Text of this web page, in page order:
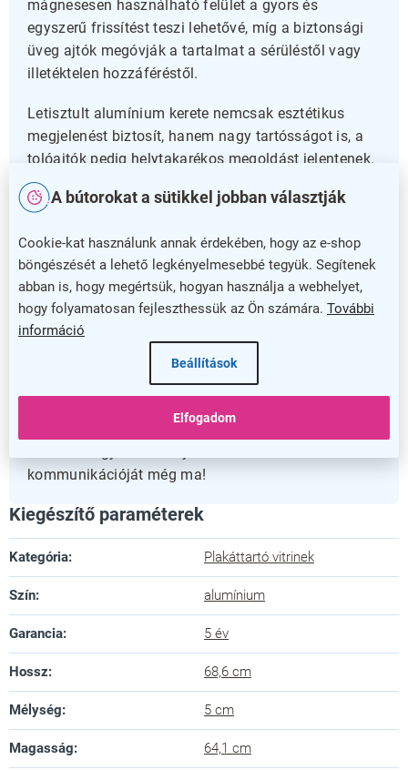
A bútorokat a sütikkel jobban választják
Cookie-kat használunk annak érdekében, hogy az e-shop
böngészését a lehető legkényelmesebbé tegyük. Segítenek
abban is, hogy megértsük, hogyan használja a webhelyet,
hogy folyamatosan fejleszthessük az Ön számára. További
információ
Beállítások
Elfogadom
mágnesesen használható felület a gyors és
egyszerű frissítést teszi lehetővé, míg a biztonsági
üveg ajtók megóvják a tartalmat a sérüléstől vagy
illetéktelen hozzáféréstől.
Letisztult alumínium kerete nemcsak esztétikus
megjelenést biztosít, hanem nagy tartósságot is, a
tolóajtók pedig helytakarékos megoldást jelentenek.
A hengeres zár növeli a biztonságot, miközben
könnyű hozzáférést enged. Ez a vitrin tökéletes
oktatási létesítményekben.
Rendezze el információit egyszerűen és
megbízhatóan!
Válassza a Belső információs vitrint, és biztosítsa,
hogy minden fontos üzenet rendezett és védett
anyagok hosszú távon gondoskodnak a használati
kommunikációját még ma!
Kiegészítő paraméterek
Kategória: Plakáttartó vitrinek
Szín: alumínium
Garancia: 5 év
Hossz: 68,6 cm
Mélység: 5 cm
Magasság: 64,1 cm